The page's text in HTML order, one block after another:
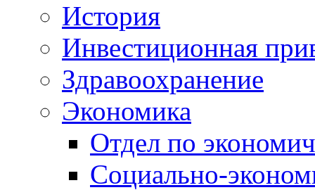
История
Инвестиционная
Здравоохранение
Экономика
Отдел по
Социально-